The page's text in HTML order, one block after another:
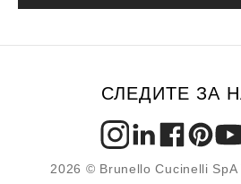
СЛЕДИТЕ ЗА
2026 © Brunello Cucinelli SpA